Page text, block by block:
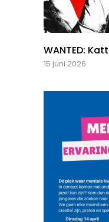
WANTED:
15 juni 2026